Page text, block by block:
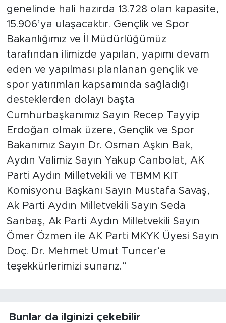
genelinde hali hazırda 13.728 olan kapasite,
15.906’ya ulaşacaktır. Gençlik ve Spor
Bakanlığımız ve İl Müdürlüğümüz
tarafından ilimizde yapılan, yapımı devam
eden ve yapılması planlanan gençlik ve
spor yatırımları kapsamında sağladığı
desteklerden dolayı başta
Cumhurbaşkanımız Sayın Recep Tayyip
Erdoğan olmak üzere, Gençlik ve Spor
Bakanımız Sayın Dr. Osman Aşkın Bak,
Aydın Valimiz Sayın Yakup Canbolat, AK
Parti Aydın Milletvekili ve TBMM KİT
Komisyonu Başkanı Sayın Mustafa Savaş,
Ak Parti Aydın Milletvekili Sayın Seda
Sarıbaş, Ak Parti Aydın Milletvekili Sayın
Ömer Özmen ile AK Parti MKYK Üyesi Sayın
Doç. Dr. Mehmet Umut Tuncer’e
teşekkürlerimizi sunarız.”
Bunlar da ilginizi çekebilir